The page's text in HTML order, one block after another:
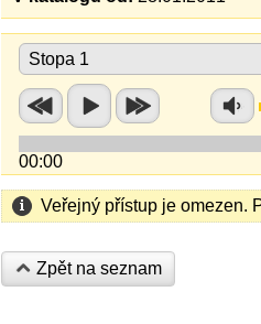
Stopa 1
00:00
Veřejný přístup je omezen.
Zpět na seznam